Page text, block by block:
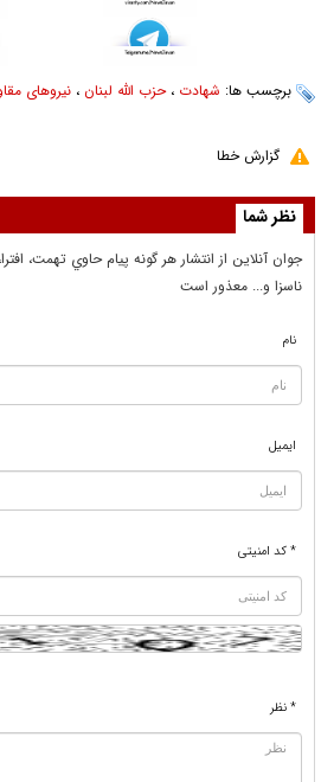
برچسب ها: شهادت ،حزب الله لبنان ، نیروهای
گزارش خطا
نظر شما
جوان آنلاين از انتشار هر گونه پيام حاوي تهمت،
ناسزا و... معذور است
نام
ایمیل
* کد امنیتی
* نظر